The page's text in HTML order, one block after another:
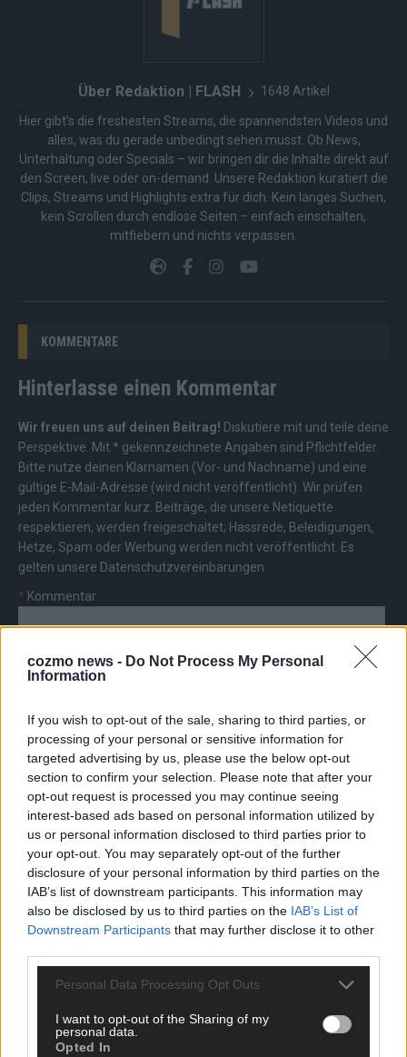
cozmo news - Do Not Process My Personal
Information
If you wish to opt-out of the sale, sharing to third parties, or
processing of your personal or sensitive information for
targeted advertising by us, please use the below opt-out
section to confirm your selection. Please note that after your
opt-out request is processed you may continue seeing
interest-based ads based on personal information utilized by
us or personal information disclosed to third parties prior to
your opt-out. You may separately opt-out of the further
disclosure of your personal information by third parties on the
IAB’s list of downstream participants. This information may
also be disclosed by us to third parties on the IAB’s List of
Downstream Participants that may further disclose it to other
Personal Data Processing Opt Outs
I want to opt-out of the Sharing of my
personal data.
Opted In
Über Redaktion | FLASH 1648 Artikel
Hier gibt’s die freshesten Streams, die spannendsten Videos und
alles, was du gerade unbedingt sehen musst. Ob News,
Unterhaltung oder Specials – wir bringen dir die Inhalte direkt auf
den Screen, live oder on-demand. Unsere Redaktion kuratiert die
Clips, Streams und Highlights extra für dich. Kein langes Suchen,
kein Scrollen durch endlose Seiten – einfach einschalten,
mitfiebern und nichts verpassen.
KOMMENTARE
Hinterlasse einen Kommentar
Wir freuen uns auf deinen Beitrag! Diskutiere mit und teile deine
Perspektive. Mit * gekennzeichnete Angaben sind Pflichtfelder.
Bitte nutze deinen Klarnamen (Vor- und Nachname) und eine
gültige E-Mail-Adresse (wird nicht veröffentlicht). Wir prüfen
jeden Kommentar kurz. Beiträge, die unsere Netiquette
respektieren, werden freigeschaltet; Hassrede, Beleidigungen,
Hetze, Spam oder Werbung werden nicht veröffentlicht. Es
gelten unsere Datenschutzvereinbarungen
* Kommentar
Vor- und Nachname
E-Mail